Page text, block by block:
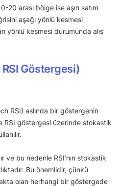
20 arası bölge ise aşırı satım
aşağı yönlü kesmesi
yönlü kesmesi durumunda alış
Göstergesi)
RSI) aslında bir göstergenin
RSI göstergesi üzerinde stokastik
ve bu nedenle RSI’nın stokastik
Bu önemlidir, çünkü
olan herhangi bir göstergede